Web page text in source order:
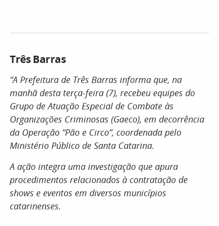
Três Barras
“A Prefeitura de Três Barras informa que, na
manhã desta terça-feira (7), recebeu equipes do
Grupo de Atuação Especial de Combate às
Organizações Criminosas (Gaeco), em decorrência
da Operação “Pão e Circo”, coordenada pelo
Ministério Público de Santa Catarina.
A ação integra uma investigação que apura
procedimentos relacionados à contratação de
shows e eventos em diversos municípios
catarinenses.